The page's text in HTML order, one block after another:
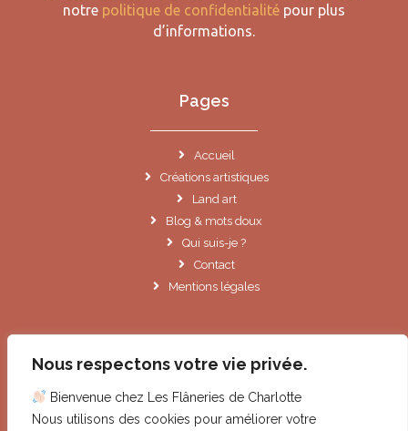
Nous respectons votre vie privée.
Bienvenue chez Les Flâneries de Charlotte
Nous utilisons des cookies pour améliorer votre
notre politique de confidentialité pour plus
d’informations.
Pages
Accueil
Créations artistiques
Land art
Blog & mots doux
Qui suis-je ?
Contact
Mentions légales
Informations